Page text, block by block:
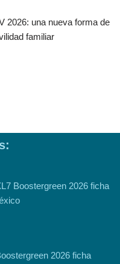
2026: una nueva forma de
familiar
Boostergreen 2026 ficha
2026 ficha